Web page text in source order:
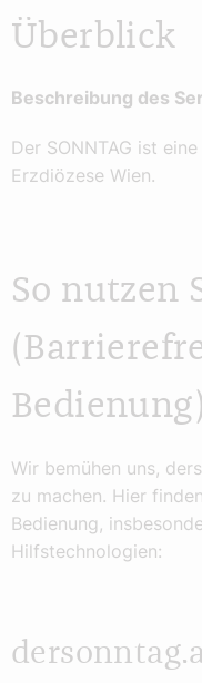
Überblick
Beschreibung des
Der SONNTAG ist
Erzdiözese Wien.
So nutzen
Bedienung)
Wir bemühen uns,
zu machen. Hier
Bedienung,
Hilfstechnologien: